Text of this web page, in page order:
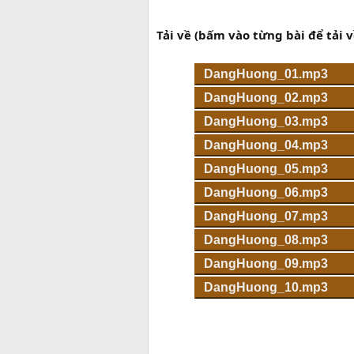
Tải về (bấm vào từng bài để tải